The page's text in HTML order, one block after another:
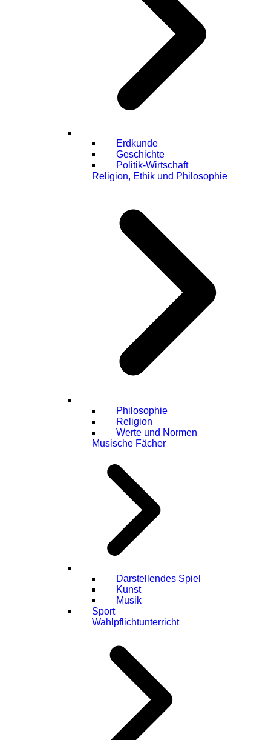
Erdkunde
Geschichte
Politik-Wirtschaft
Religion, Ethik und Philosophie
Philosophie
Religion
Werte und Normen
Musische Fächer
Darstellendes Spiel
Kunst
Musik
Sport
Wahlpflichtunterricht